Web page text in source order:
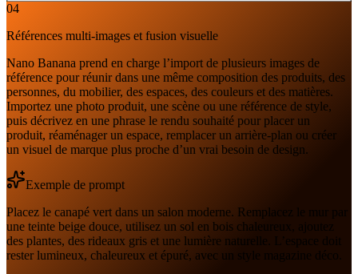
04
Références multi-images et fusion visuelle
Nano Banana prend en charge l’import de plusieurs images de
référence pour réunir dans une même composition des produits, des
personnes, du mobilier, des espaces, des couleurs et des matières.
Importez une photo produit, une scène ou une référence de style,
puis décrivez en une phrase le rendu souhaité pour placer un
produit, réaménager un espace, remplacer un arrière-plan ou créer
un visuel de marque plus proche d’un vrai besoin de design.
Exemple de prompt
Placez le canapé vert dans un salon moderne. Remplacez le mur par
une teinte beige douce, utilisez un sol en bois chaleureux, ajoutez
des plantes, des rideaux gris et une lumière naturelle. L’espace doit
rester lumineux, chaleureux et épuré, avec un style magazine déco.